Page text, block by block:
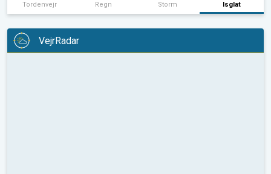
Tordenvejr Regn Storm Isglat
VejrRadar